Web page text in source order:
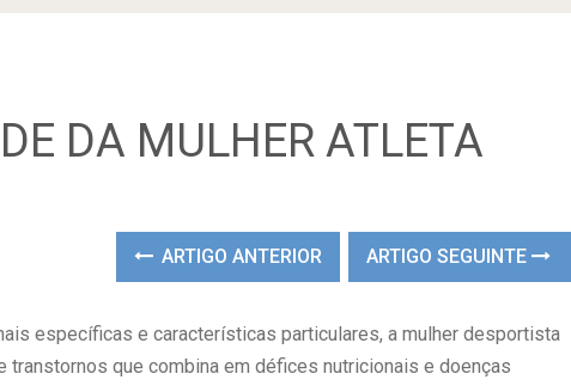
DA MULHER ATLETA
ARTIGO ANTERIOR ARTIGO SEGUINTE
específicas e características particulares, a mulher desportista
que combina em défices nutricionais e doenças